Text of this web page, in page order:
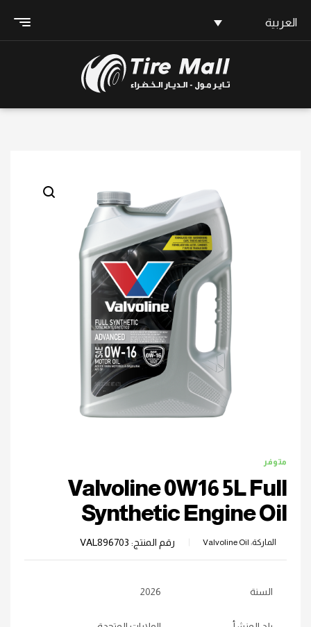
العربية
متوفر
Valvoline 0W16 5L Full
Synthetic Engine Oil
الماركة: Valvoline Oil رقم المنتج: VAL896703
السنة 2026